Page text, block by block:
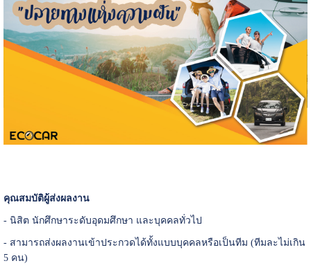
คุณสมบัติผู้ส่งผลงาน
- นิสิต นักศึกษาระดับอุดมศึกษา และบุคคลทั่วไป
- สามารถส่งผลงานเข้าประกวดได้ทั้งแบบบุคคลหรือเป็นทีม (ทีมละไม่เกิน
5 คน)